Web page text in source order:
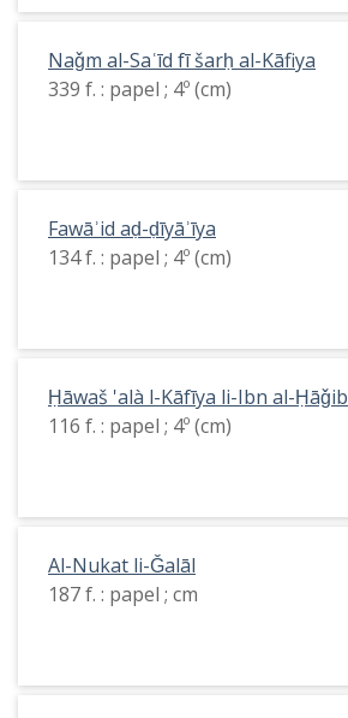
Naǧm al-Saʿīd fī šarḥ al-Kāfiya
339 f. : papel ; 4º (cm)
Fawāʾid aḍ-ḍīyāʾīya
134 f. : papel ; 4º (cm)
Ḥāwaš 'alà l-Kāfīya li-Ibn al-Ḥāǧib
116 f. : papel ; 4º (cm)
Al-Nukat li-Ǧalāl
187 f. : papel ; cm